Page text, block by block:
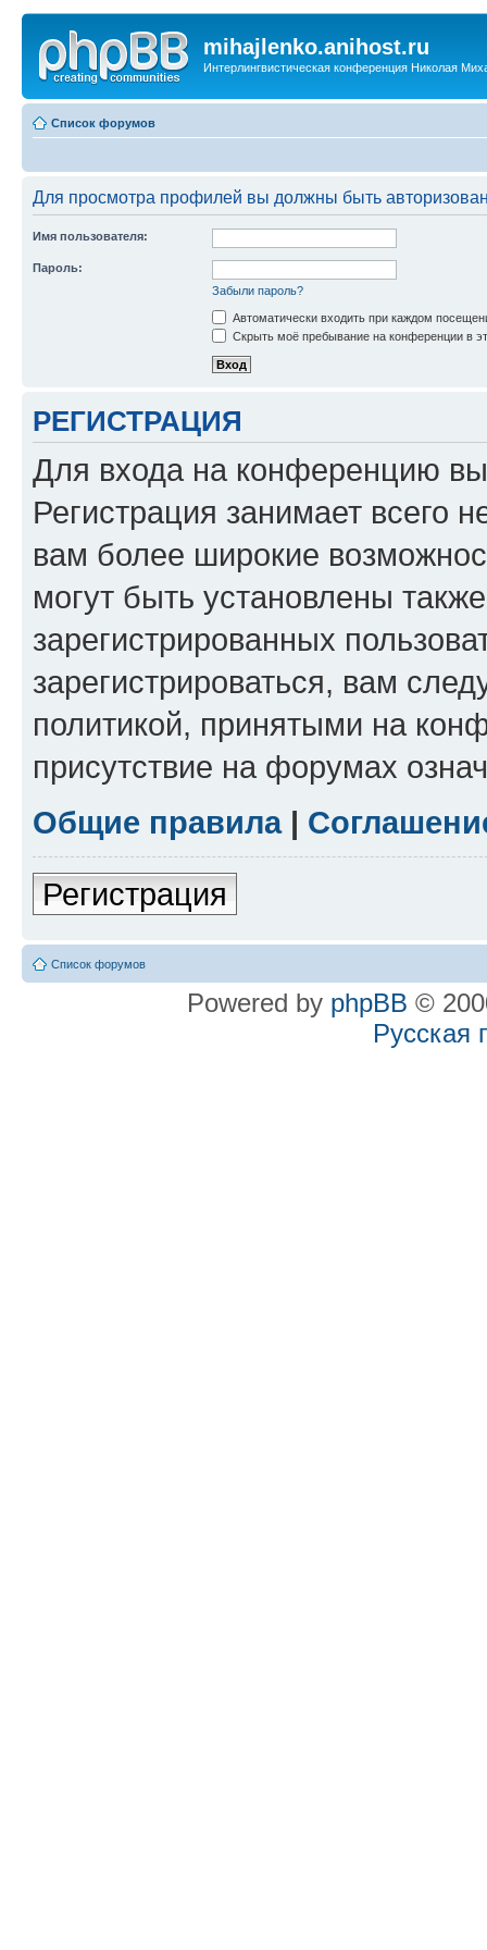
mihajlenko.anihost.ru
Интерлингвистическая конференция Николая
Список форумов
Для просмотра профилей вы должны быть
Имя пользователя:
Пароль:
Забыли пароль?
Автоматически входить при каждом
Скрыть моё пребывание на конференции в
РЕГИСТРАЦИЯ
Для входа на конференцию
Регистрация занимает всего
вам более широкие
могут быть установлены
зарегистрированных
зарегистрироваться, вам
политикой, принятыми на
присутствие на форумах
Общие правила|
Регистрация
Список форумов
Powered by phpBB ©
Русская